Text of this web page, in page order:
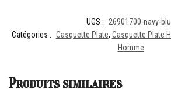
UGS : 26901700-navy-
Catégories : Casquette Plate, Casquette Plate
Homme
Produits similaires